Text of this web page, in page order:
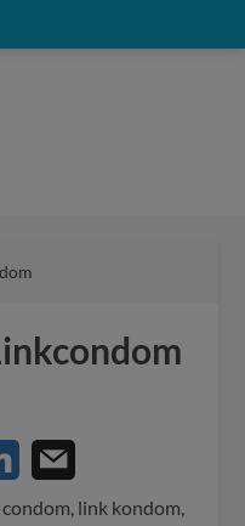
link kondom,